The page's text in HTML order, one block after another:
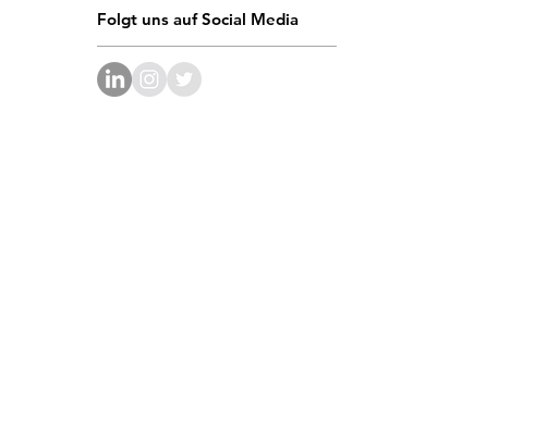
Folgt uns auf Social Media